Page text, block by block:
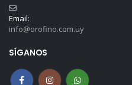
Email:
info@orofino.com.uy
SÍGANOS